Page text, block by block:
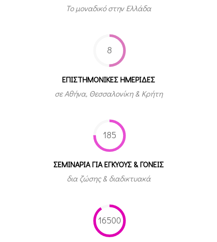
Το μοναδικό στην Ελλάδα
8
ΕΠΙΣΤΗΜΟΝΙΚΕΣ ΗΜΕΡΙΔΕΣ
σε Αθήνα, Θεσσαλονίκη & Κρήτη
185
ΣΕΜΙΝΑΡΙΑ ΓΙΑ ΕΓΚΥΟΥΣ & ΓΟΝΕΙΣ
δια ζώσης & διαδικτυακά
16500